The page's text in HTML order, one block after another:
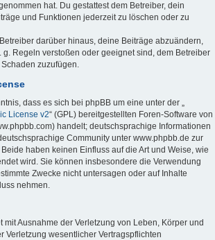
hat. Du gestattest dem Betreiber, dein
und Funktionen jederzeit zu löschen oder zu
darüber hinaus, deine Beiträge abzuändern,
g. Regeln verstoßen oder geeignet sind, dem Betreiber
zuzufügen.
dass es sich bei phpBB um eine unter der „
License v2“ (GPL) bereitgestellten Foren-Software von
handelt; deutschsprachige Informationen
Community unter www.phpbb.de zur
haben keinen Einfluss auf die Art und Weise, wie
wird. Sie können insbesondere die Verwendung
Zwecke nicht untersagen oder auf Inhalte
nehmen.
mit Ausnahme der Verletzung von Leben, Körper und
Verletzung wesentlicher Vertragspflichten